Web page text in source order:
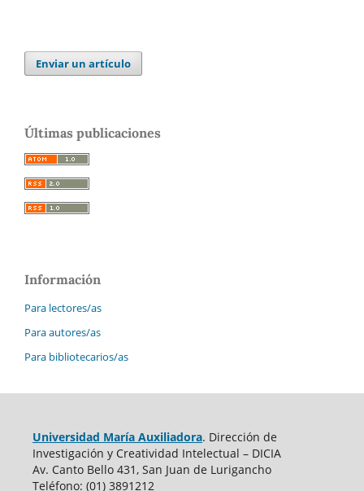
Enviar un artículo
Últimas publicaciones
Información
Para lectores/as
Para autores/as
Para bibliotecarios/as
Universidad María Auxiliadora. Dirección de
Investigación y Creatividad Intelectual – DICIA
Av. Canto Bello 431, San Juan de Lurigancho
Teléfono: (01) 3891212